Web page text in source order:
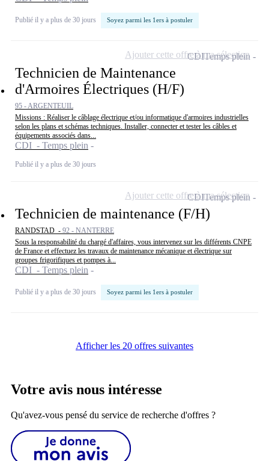
Publié il y a plus de 30 jours Soyez parmi les 1ers à postuler
Technicien de Maintenance
d'Armoires Électriques (H/F)
95 - ARGENTEUIL
Missions : Réaliser le câblage électrique et/ou informatique d'armoires industrielles
selon les plans et schémas techniques. Installer, connecter et tester les câbles et
équipements associés dans...
CDI - Temps plein
Publié il y a plus de 30 jours
CDITemps plein
Ajouter cette offre à ma sélection
Technicien de maintenance (F/H)
RANDSTAD - 92 - NANTERRE
Sous la responsabilité du chargé d'affaires, vous intervenez sur les différents CNPE
de France et effectuez les travaux de maintenance mécanique et électrique sur
groupes frigorifiques et pompes à...
CDI - Temps plein
Publié il y a plus de 30 jours Soyez parmi les 1ers à postuler
CDITemps plein
Ajouter cette offre à ma sélection
Afficher les 20 offres suivantes
Votre avis nous intéresse
Qu'avez-vous pensé du service de recherche d'offres ?